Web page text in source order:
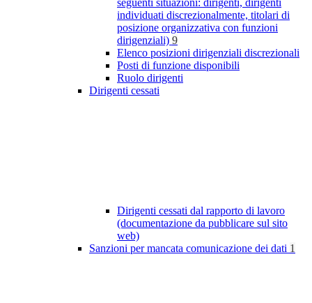
seguenti situazioni: dirigenti, dirigenti
individuati discrezionalmente, titolari di
posizione organizzativa con funzioni
dirigenziali) 9
Elenco posizioni dirigenziali discrezionali
Posti di funzione disponibili
Ruolo dirigenti
Dirigenti cessati
Dirigenti cessati dal rapporto di lavoro
(documentazione da pubblicare sul sito
web)
Sanzioni per mancata comunicazione dei dati 1